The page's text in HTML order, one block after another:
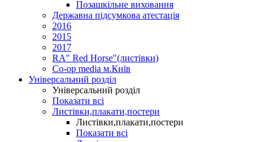
Позашкільне виховання
Державна підсумкова атестація
2016
2015
2017
RA" Red Horse"(листівки)
Co-op media м.Київ
Універсальний розділ
Універсальний розділ
Показати всі
Листівки,плакати,постери
Листівки,плакати,постери
Показати всі